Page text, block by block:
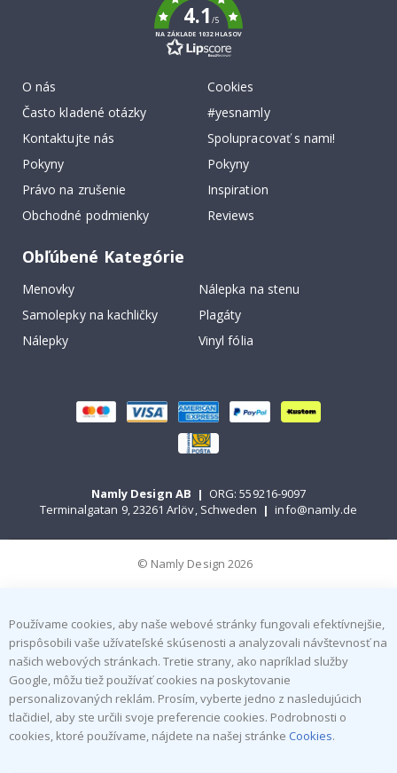
4.1/5
NA ZÁKLADE 1032 HLASOV
O nás
Často kladené otázky
Kontaktujte nás
Pokyny
Právo na zrušenie
Obchodné podmienky
Cookies
#yesnamly
Spolupracovať s nami!
Pokyny
Inspiration
Reviews
Obľúbené Kategórie
Menovky
Nálepka na stenu
Samolepky na kachličky
Plagáty
Nálepky
Vinyl fólia
Namly Design AB | ORG: 559216-9097
Terminalgatan 9, 23261 Arlöv, Schweden | info@namly.de
© Namly Design 2026
Používame cookies, aby naše webové stránky fungovali efektívnejšie,
prispôsobili vaše užívateľské skúsenosti a analyzovali návštevnosť na
našich webových stránkach. Tretie strany, ako napríklad služby
Google, môžu tiež používať cookies na poskytovanie
personalizovaných reklám. Prosím, vyberte jedno z nasledujúcich
tlačidiel, aby ste určili svoje preferencie cookies. Podrobnosti o
cookies, ktoré používame, nájdete na našej stránke Cookies.